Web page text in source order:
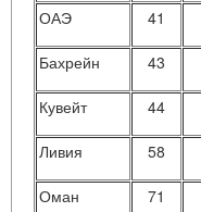
ОАЭ 41
Бахрейн 43
Кувейт 44
Ливия 58
Оман 71